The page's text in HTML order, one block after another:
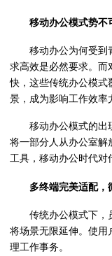
移动办公模式势不
移动办公为何受到青
求高效是必然要求。而
快，这些传统办公模式
景，成为影响工作效率
移动办公模式的出现
将一部分人从办公室解
工具，移动办公时代对
多终端完美适配，
传统办公模式下，员
将场景无限延伸。使用
理工作事务。